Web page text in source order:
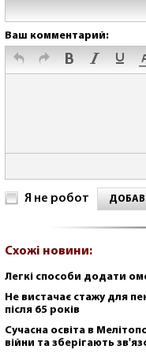
Ваш комментарий:
Я не робот
Схожі новини:
Легкі способи додати
Не вистачає стажу для
після 65 років
Сучасна освіта в
війни та зберігають